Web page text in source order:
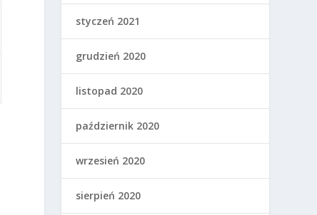
styczeń 2021
grudzień 2020
listopad 2020
październik 2020
wrzesień 2020
sierpień 2020